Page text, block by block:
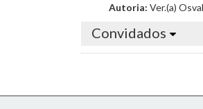
Autoria: Ver.(a)
Convidados